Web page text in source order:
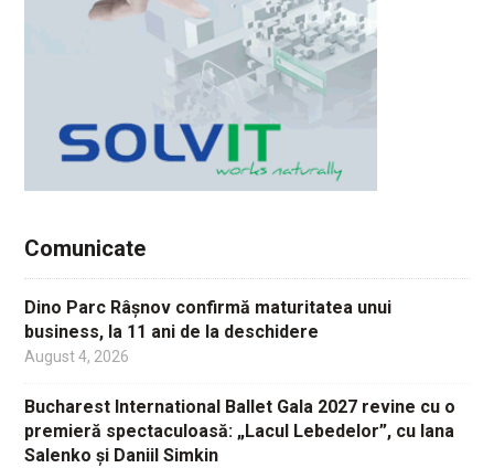
Comunicate
Dino Parc Râșnov confirmă maturitatea unui
business, la 11 ani de la deschidere
August 4, 2026
Bucharest International Ballet Gala 2027 revine cu o
premieră spectaculoasă: „Lacul Lebedelor”, cu Iana
Salenko și Daniil Simkin